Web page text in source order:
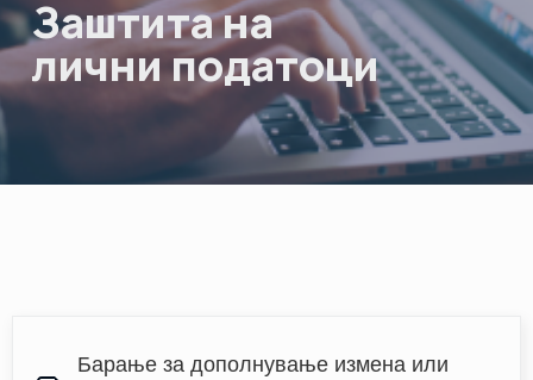
НАСТАНИ
КОНТАКТ
Заштита на
лични податоци
Барање за дополнување измена или